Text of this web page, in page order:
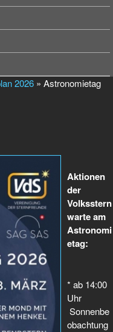
2026 » Astronomietag
Aktionen
der
Volksstern
warte am
Astronomi
etag:
* ab 14:00
Uhr
Sonnenbe
obachtung